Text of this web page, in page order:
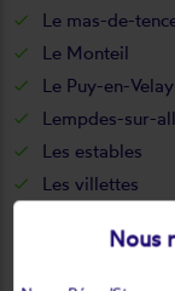
Le mas-de-
Le Monteil
Le Puy-en-Velay
Lempdes-sur-
Les estables
Les villettes
Lubilhac
Malvalette
Nous